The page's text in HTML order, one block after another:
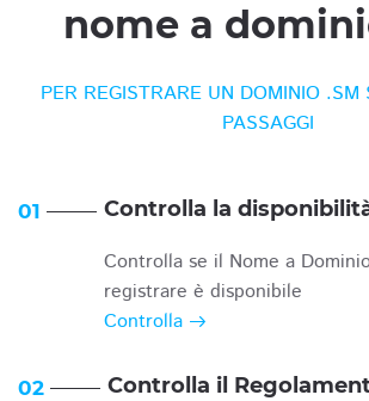
nome a
PER REGISTRARE UN DOMINIO .SM
PASSAGGI
01 Controlla la
Controlla se il Nome a
registrare è disponibile
Controlla
02 Controlla il